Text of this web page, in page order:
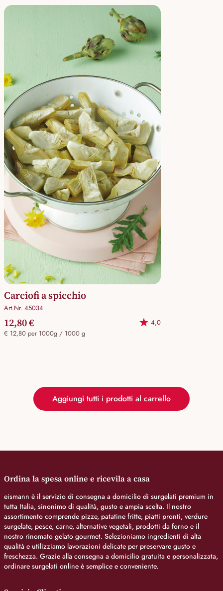
Carciofi a spicchio
Art.Nr. 45034
12,80 €
4,0
€ 12,80 per 1000g / 1000 g
Aggiungi tutti i prodotti al carrello
Ordina la spesa online e ricevila a casa
eismann è il servizio di consegna a domicilio di surgelati premium in
tutta Italia, sinonimo di qualità, gusto e ampia scelta. Il nostro
assortimento comprende pizze, patatine fritte, piatti pronti, verdure
surgelate, pesce, carne, alternative vegetali, prodotti da forno e il
nostro rinomato gelato gourmet. Selezioniamo ingredienti di alta
qualità e utilizziamo lavorazioni delicate per preservare gusto e
freschezza. Grazie alla consegna a domicilio gratuita e personalizzata,
ordinare surgelati online è semplice e conveniente.